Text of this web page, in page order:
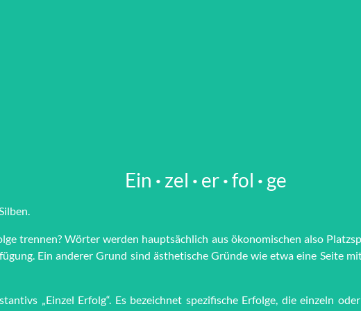
Ein · zel · er·fol · ge
trennen? Wörter werden haupt­sächlich aus öko­no­mi­schen also
Ein anderer Grund sind äs­the­tische Grün­de wie et­wa eine Seite
„Einzel Erfolg“. Es bezeichnet spezifische Erfolge, die einzeln